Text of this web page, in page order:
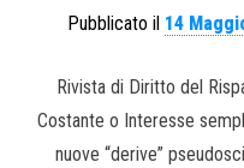
Pubblicato il 14
Rivista di Diritto del
Costante o Interesse
nuove “derive”